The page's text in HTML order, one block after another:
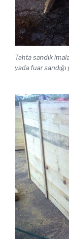
Tahta sandık
yada fuar